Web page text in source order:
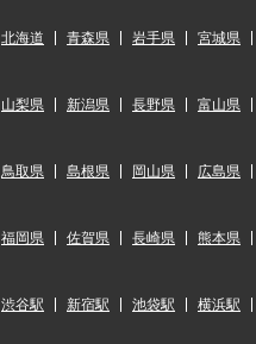
北海道 青森県 岩手県 宮城県
山梨県 新潟県 長野県 富山県
鳥取県 島根県 岡山県 広島県
福岡県 佐賀県 長崎県 熊本県
渋谷駅 新宿駅 池袋駅 横浜駅